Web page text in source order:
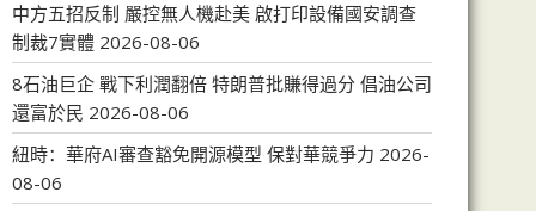
中方五招反制 嚴控無人機赴美 啟打印設備國安調查
制裁7實體 2026-08-06
8石油巨企 戰下利潤翻倍 特朗普批賺得過分 倡油公司
還富於民 2026-08-06
紐時：華府AI審查豁免開源模型 保對華競爭力 2026-
08-06